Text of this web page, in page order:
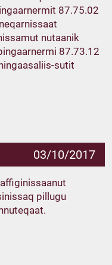
87.75.02
nutaanik
87.73.12
sutit
03/10/2017
pillugu